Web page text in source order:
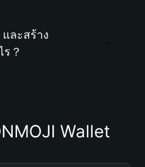
ละสร้าง
？
Wallet